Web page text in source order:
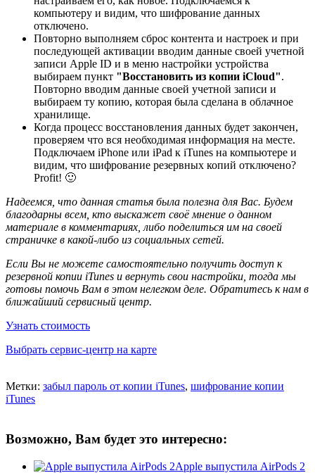
компьютеру и видим, что шифрование данных
отключено.
Повторно выполняем сброс контента и настроек и при
последующей активации вводим данные своей учетной
записи Apple ID и в меню настройки устройства
выбираем пункт "Восстановить из копии iCloud".
Повторно вводим данные своей учетной записи и
выбираем ту копию, которая была сделана в облачное
хранилище.
Когда процесс восстановления данных будет закончен,
проверяем что вся необходимая информация на месте.
Подключаем iPhone или iPad к iTunes на компьютере и
видим, что шифрование резервных копий отключено?
Profit! 🙂
Надеемся, что данная статья была полезна для Вас. Будем
благодарны всем, кто выскажет своё мнение о данном
материале в комментариях, либо поделиться им на своей
страничке в какой-либо из социальных сетей.
Если Вы не можете самостоятельно получить доступ к
резервной копии iTunes и вернуть свои настройки, тогда мы
готовы помочь Вам в этом нелегком деле. Обратитесь к нам в
ближайший сервисный центр.
Узнать стоимость
Выбрать сервис-центр на карте
Метки: забыл пароль от копии iTunes, шифрование копии
iTunes
Возможно, Вам будет это интересно:
Apple выпустила AirPods 2